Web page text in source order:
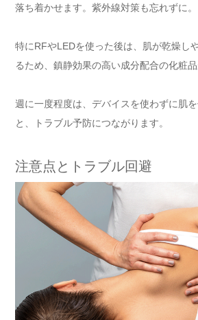
落ち着かせます。紫外線対策も忘れずに。
特にRFやLEDを使った後は、肌が乾燥し
るため、鎮静効果の高い成分配合の化粧品
週に一度程度は、デバイスを使わずに肌
と、トラブル予防につながります。
注意点とトラブル回避